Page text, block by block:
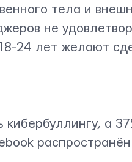
тела и
не
24 лет желают
а